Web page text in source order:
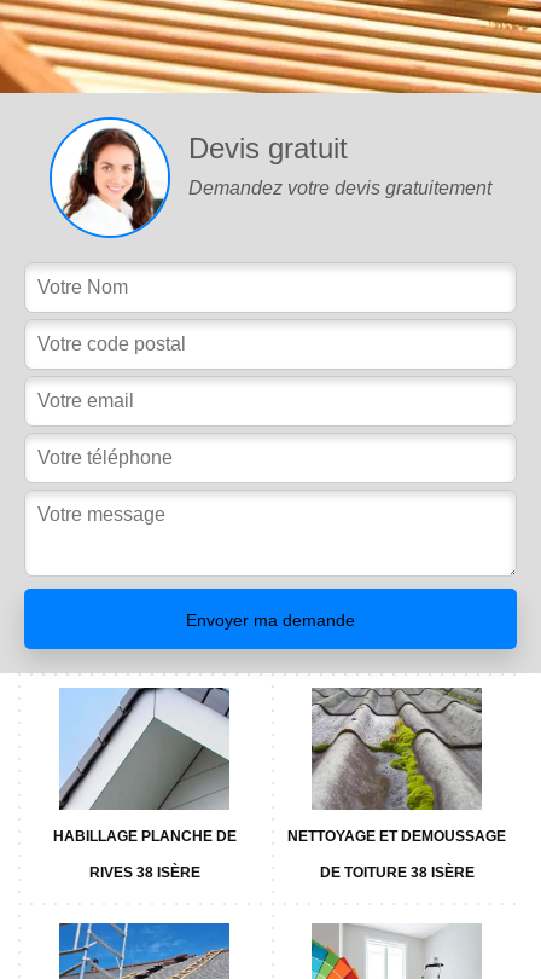
Devis gratuit
Demandez votre devis gratuitement
HABILLAGE PLANCHE DE
RIVES 38 ISÈRE
NETTOYAGE ET DEMOUSSAGE
DE TOITURE 38 ISÈRE